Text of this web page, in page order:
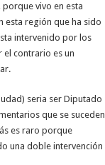
porque vivo en esta
esta región que ha sido
intervenido por los
el contrario es un
seria ser Diputado
que se suceden
es raro porque
una doble intervención